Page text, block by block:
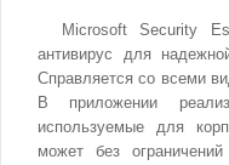
Microsoft Security
антивирус для
Справляется со всеми
В приложении
используемые для
может без